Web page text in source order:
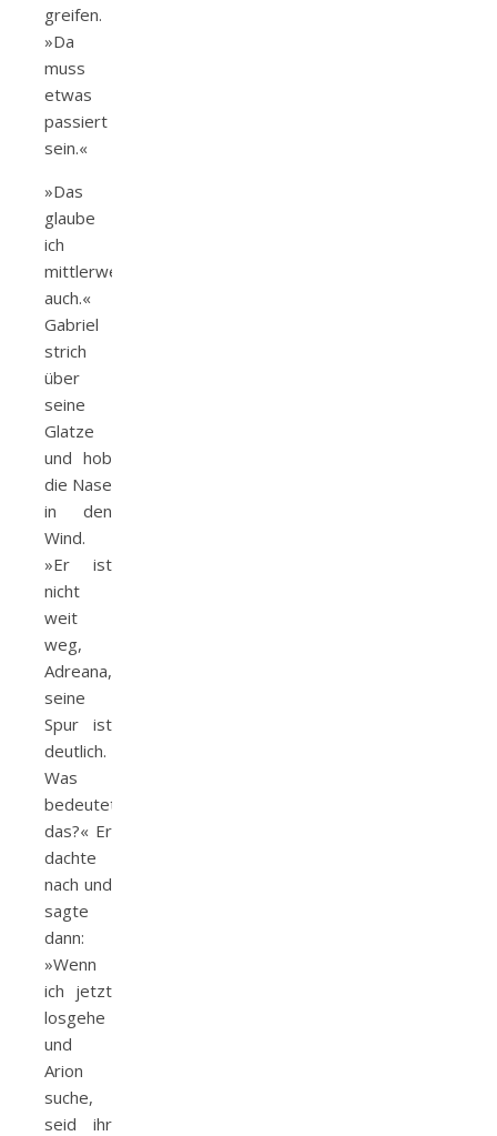
greifen.
»Da
muss
etwas
passiert
sein.«
»Das
glaube
ich
mittlerweile
auch.«
Gabriel
strich
über
seine
Glatze
und hob
die Nase
in den
Wind.
»Er ist
nicht
weit
weg,
Adreana,
seine
Spur ist
deutlich.
Was
bedeutet
das?« Er
dachte
nach und
sagte
dann:
»Wenn
ich jetzt
losgehe
und
Arion
suche,
seid ihr